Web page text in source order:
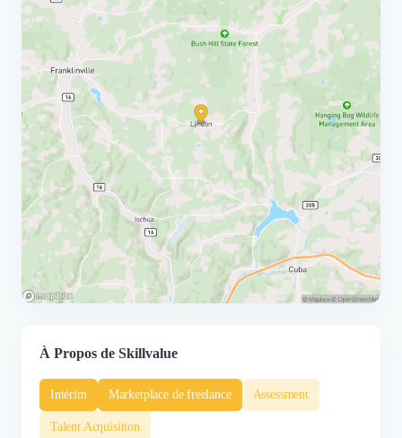
À Propos de Skillvalue
Intérim Marketplace de freelance Assessment
Talent Acquisition